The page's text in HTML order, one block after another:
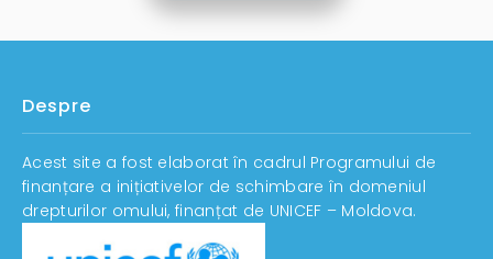
Despre
Acest site a fost elaborat în cadrul Programului de
finanțare a inițiativelor de schimbare în domeniul
drepturilor omului, finanțat de UNICEF – Moldova.